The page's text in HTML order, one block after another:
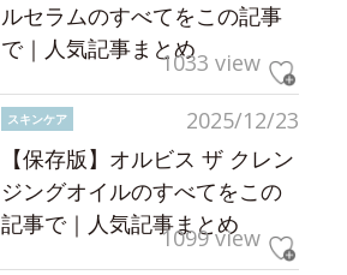
ルセラムのすべてをこの記事
で｜人気記事まとめ1033 view
2025/12/23
スキンケア
【保存版】オルビス ザ クレン
ジングオイルのすべてをこの
記事で｜人気記事まとめ
1099 view